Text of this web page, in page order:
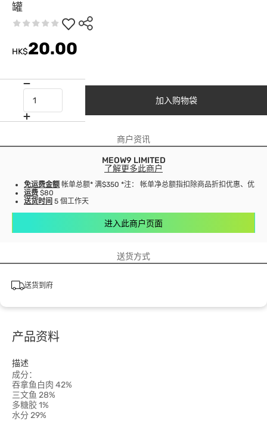
罐
HK$20.00
加入购物袋
商户资讯
MEOW9 LIMITED
了解更多此商户
免运费金额 帐单总额* 满$350 *注： 帐单净总额指扣除商品折扣优惠、优惠
运费 $80
送货时间 5 個工作天
进入此商户页面
送货方式
送货到府
产品资料
描述
成分：
吞拿鱼白肉 42%
三文鱼 28%
多糖胶 1%
水分 29%